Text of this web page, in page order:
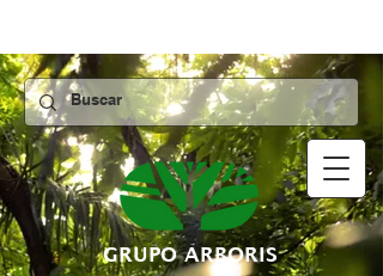
GRUPO ARBORIS